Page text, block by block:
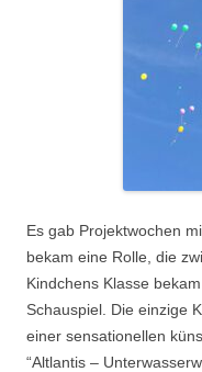
Es gab Projektwochen
bekam eine Rolle, die
Kindchens Klasse
Schauspiel. Die einzige
einer sensationellen
“Altlantis –